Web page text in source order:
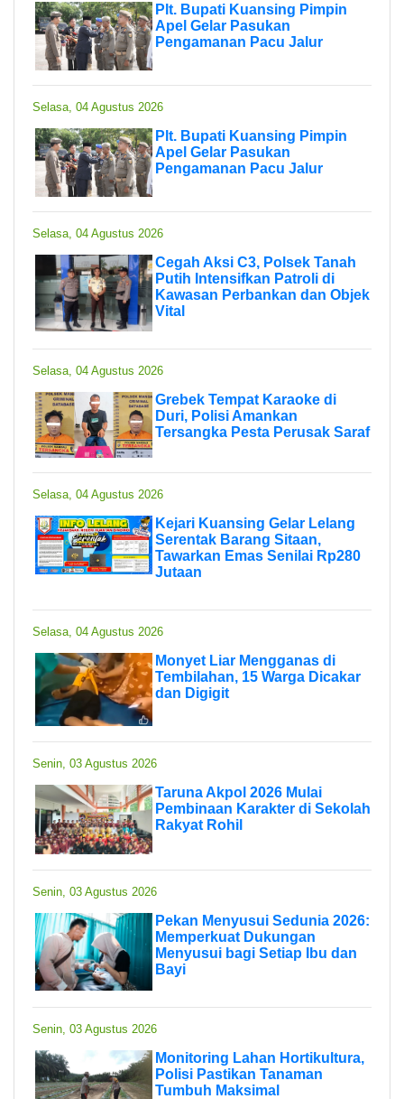
Plt. Bupati Kuansing Pimpin
Apel Gelar Pasukan
Pengamanan Pacu Jalur
Selasa, 04 Agustus 2026
Plt. Bupati Kuansing Pimpin
Apel Gelar Pasukan
Pengamanan Pacu Jalur
Selasa, 04 Agustus 2026
Cegah Aksi C3, Polsek Tanah
Putih Intensifkan Patroli di
Kawasan Perbankan dan Objek
Vital
Selasa, 04 Agustus 2026
Grebek Tempat Karaoke di
Duri, Polisi Amankan
Tersangka Pesta Perusak Saraf
Selasa, 04 Agustus 2026
Kejari Kuansing Gelar Lelang
Serentak Barang Sitaan,
Tawarkan Emas Senilai Rp280
Jutaan
Selasa, 04 Agustus 2026
Monyet Liar Mengganas di
Tembilahan, 15 Warga Dicakar
dan Digigit
Senin, 03 Agustus 2026
Taruna Akpol 2026 Mulai
Pembinaan Karakter di Sekolah
Rakyat Rohil
Senin, 03 Agustus 2026
Pekan Menyusui Sedunia 2026:
Memperkuat Dukungan
Menyusui bagi Setiap Ibu dan
Bayi
Senin, 03 Agustus 2026
Monitoring Lahan Hortikultura,
Polisi Pastikan Tanaman
Tumbuh Maksimal